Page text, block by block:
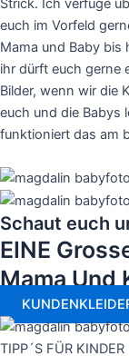
Strick. Ich verfüge
euch im Vorfeld
Mama und Baby bis
ihr dürft euch gerne
Bilder, wenn wir die
euch und die Babys
funktioniert das am
Schaut euch
EINE
Mama Und
TIPP´S FÜR